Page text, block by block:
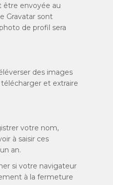
être envoyée au
Gravatar sont
de profil sera
des images
et extraire
votre nom,
à saisir ces
an.
si votre navigateur
à la fermeture